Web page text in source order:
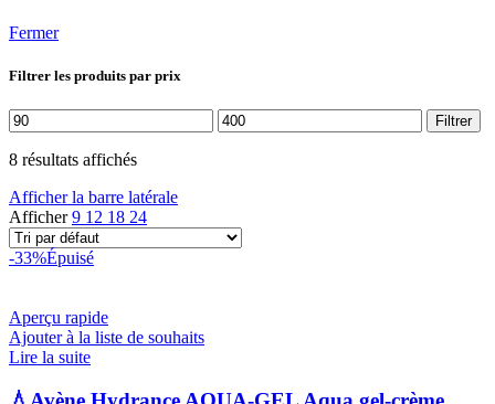
Fermer
Filtrer les produits par prix
Prix
min
Prix
max
Filtrer
8 résultats affichés
Afficher la barre latérale
Afficher9 12 18 24
-33%Épuisé
Aperçu rapide
Ajouter à la liste de souhaits
Lire la suite